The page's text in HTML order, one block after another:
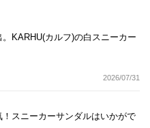
KARHU(カルフ)の白スニーカー
2026/07/31
スニーカーサンダルはいかがで